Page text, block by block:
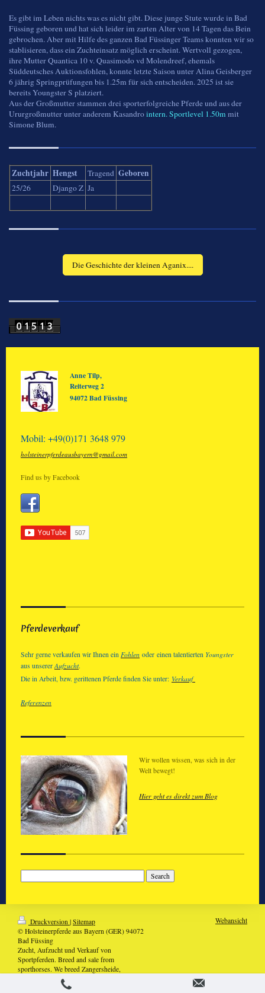
Es gibt im Leben nichts was es nicht gibt. Diese junge Stute wurde in Bad
Füssing geboren und hat sich leider im zarten Alter von 14 Tagen das Bein
gebrochen. Aber mit Hilfe des ganzen Bad Füssinger Teams konnten wir so
stablisieren, dass ein Zuchteinsatz möglich erscheint. Wertvoll gezogen,
ihre Mutter Quantica 10 v. Quasimodo vd Molendreef, ehemals
Süddeutsches Auktionsfohlen, konnte letzte Saison unter Alina Geisberger
6 jährig Springprüfungen bis 1.25m für sich entscheiden. 2025 ist sie
bereits Youngster S platziert.
Aus der Großmutter stammen drei sporterfolgreiche Pferde und aus der
Ururgroßmutter unter anderem Kasandrointern. Sportlevel 1.50m mit
Simone Blum.
Zuchtjahr Hengst Tragend Geboren
25/26 Django Z Ja
Die Geschichte der kleinen Aganix....
Anne Tilp,
Reiterweg 2
94072 Bad Füssing
Mobil: +49(0)171 3648 979
holsteinerpferdeausbayern@gmail.com
Find us by Facebook
Pferdeverkauf
Sehr gerne verkaufen wir Ihnen ein Fohlen oder einen talentierten Youngster
aus unserer Aufzucht.
Die in Arbeit, bzw. gerittenen Pferde finden Sie unter: Verkauf
Referenzen
Wir wollen wissen, was sich in der
Welt bewegt!
Hier geht es direkt zum Blog
Druckversion | Sitemap
© Holsteinerpferde aus Bayern (GER) 94072
Bad Füssing
Zucht, Aufzucht und Verkauf von
Sportpferden. Breed and sale from
sporthorses. We breed Zangersheide,
Holsteiner and Deutsches Sportpferd. //
Aktualisiert: Sept. 2025
Webansicht